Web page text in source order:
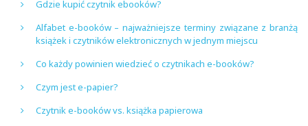
Gdzie kupić czytnik ebooków?
Alfabet e-booków – najważniejsze terminy związane z branżą
książek i czytników elektronicznych w jednym miejscu
Co każdy powinien wiedzieć o czytnikach e-booków?
Czym jest e-papier?
Czytnik e-booków vs. książka papierowa